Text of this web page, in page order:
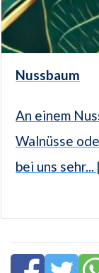
Nussbaum
An einem
Walnüsse
bei uns sehr...